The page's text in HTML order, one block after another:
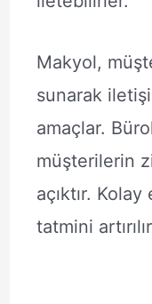
Makyol,
sunarak
amaçlar.
müşterilerin
açıktır.
tatmini